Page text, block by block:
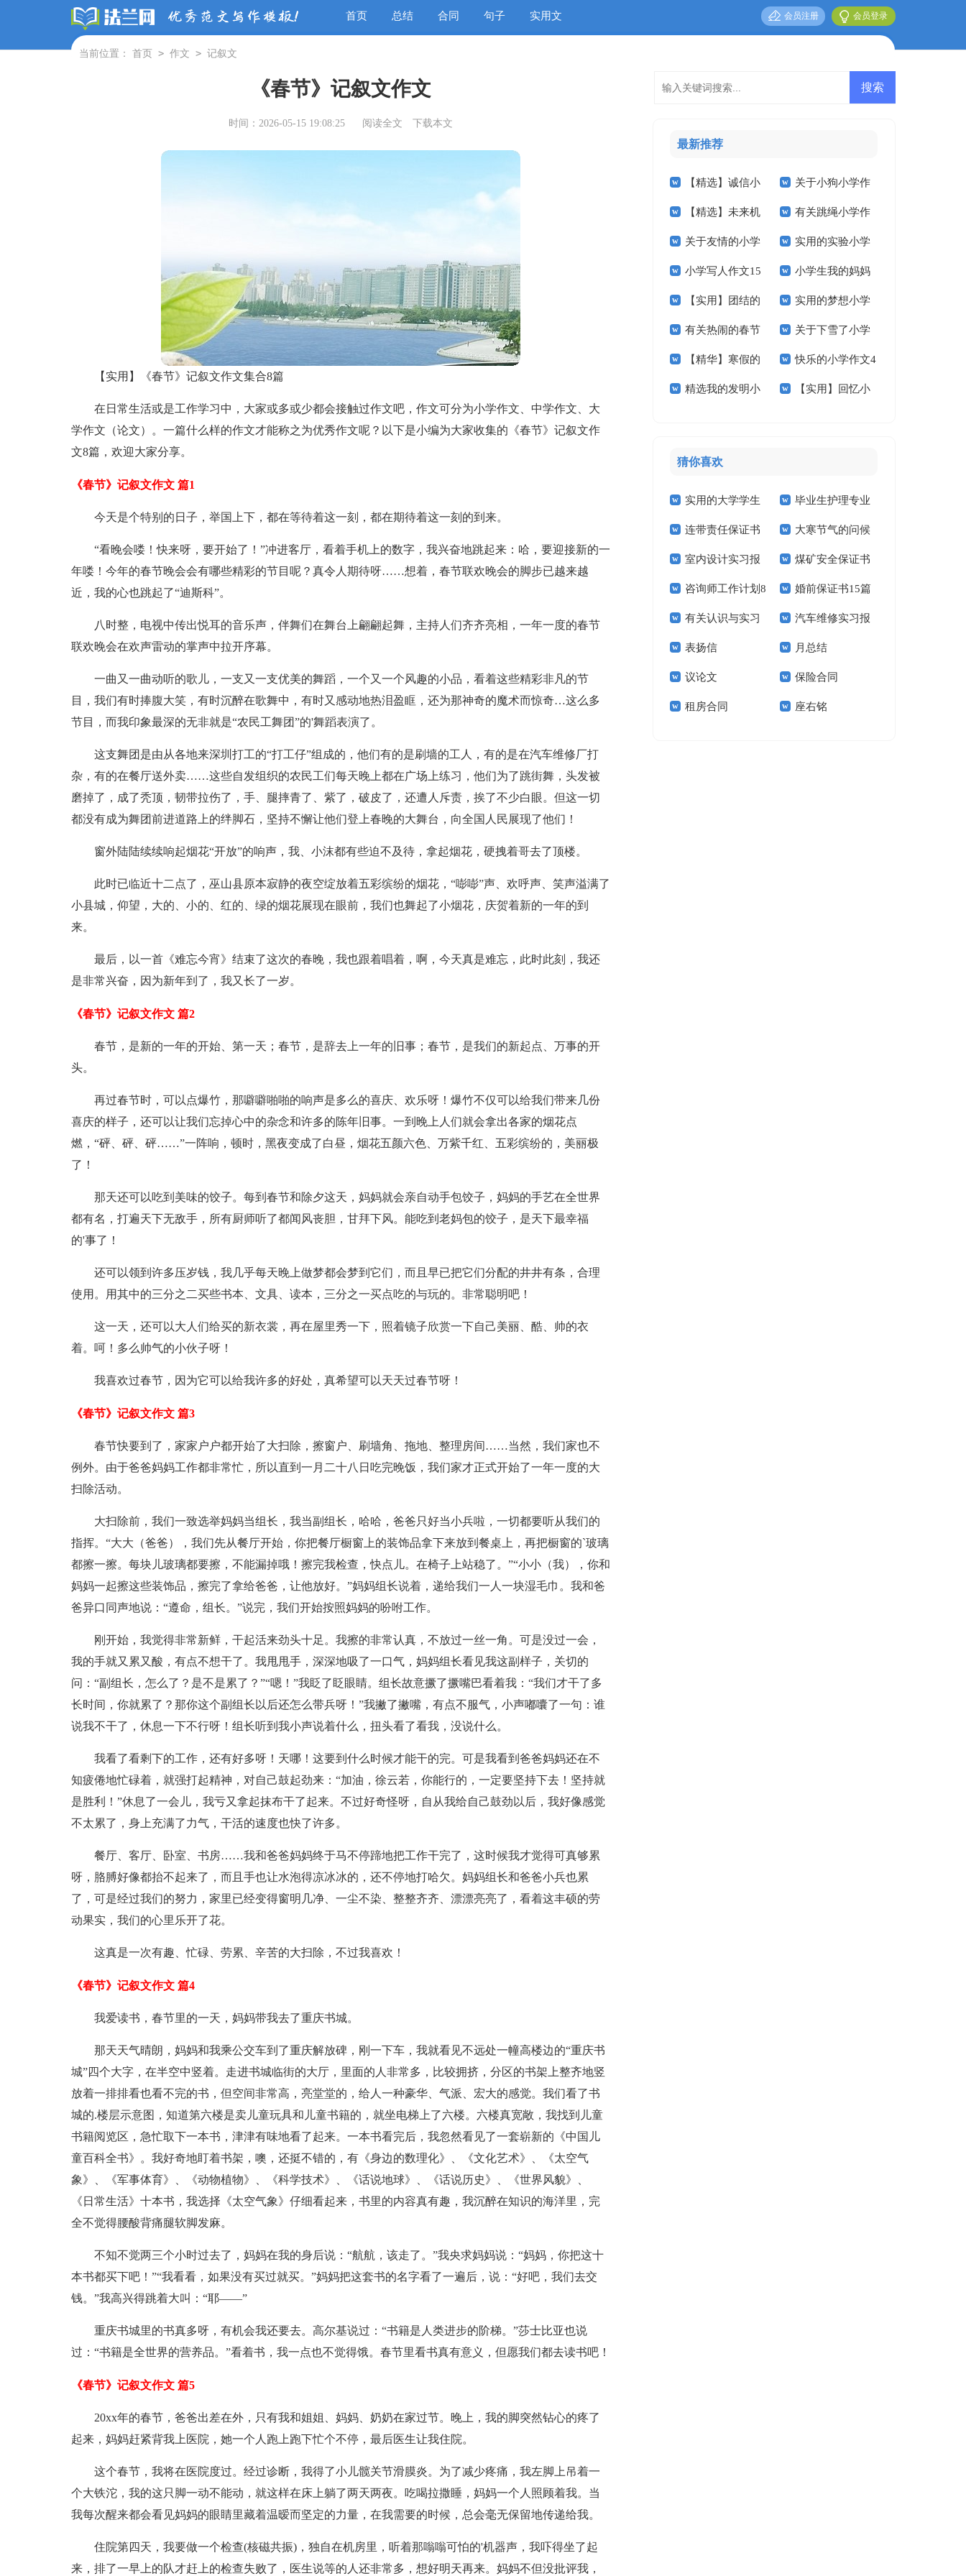
首页 总结 合同 句子 实用文 会员登录
会员注册
当前位置： 首页 > 作文 > 记叙文
《春节》记叙文作文
时间：2026-05-15 19:08:25 阅读全文 下载本文
【实用】《春节》记叙文作文集合8篇
在日常生活或是工作学习中，大家或多或少都会接触过作文吧，作文可分为小学作文、中学作文、大
学作文（论文）。一篇什么样的作文才能称之为优秀作文呢？以下是小编为大家收集的《春节》记叙文作
文8篇，欢迎大家分享。
《春节》记叙文作文 篇1
今天是个特别的日子，举国上下，都在等待着这一刻，都在期待着这一刻的到来。
“看晚会喽！快来呀，要开始了！”冲进客厅，看着手机上的数字，我兴奋地跳起来：哈，要迎接新的一
年喽！今年的春节晚会会有哪些精彩的节目呢？真令人期待呀……想着，春节联欢晚会的脚步已越来越
近，我的心也跳起了“迪斯科”。
八时整，电视中传出悦耳的音乐声，伴舞们在舞台上翩翩起舞，主持人们齐齐亮相，一年一度的春节
联欢晚会在欢声雷动的掌声中拉开序幕。
一曲又一曲动听的歌儿，一支又一支优美的舞蹈，一个又一个风趣的小品，看着这些精彩非凡的节
目，我们有时捧腹大笑，有时沉醉在歌舞中，有时又感动地热泪盈眶，还为那神奇的魔术而惊奇…这么多
节目，而我印象最深的无非就是“农民工舞团”的'舞蹈表演了。
这支舞团是由从各地来深圳打工的“打工仔”组成的，他们有的是刷墙的工人，有的是在汽车维修厂打
杂，有的在餐厅送外卖……这些自发组织的农民工们每天晚上都在广场上练习，他们为了跳街舞，头发被
磨掉了，成了秃顶，韧带拉伤了，手、腿摔青了、紫了，破皮了，还遭人斥责，挨了不少白眼。但这一切
都没有成为舞团前进道路上的绊脚石，坚持不懈让他们登上春晚的大舞台，向全国人民展现了他们！
窗外陆陆续续响起烟花“开放”的响声，我、小沫都有些迫不及待，拿起烟花，硬拽着哥去了顶楼。
此时已临近十二点了，巫山县原本寂静的夜空绽放着五彩缤纷的烟花，“嘭嘭”声、欢呼声、笑声溢满了
小县城，仰望，大的、小的、红的、绿的烟花展现在眼前，我们也舞起了小烟花，庆贺着新的一年的到
来。
最后，以一首《难忘今宵》结束了这次的春晚，我也跟着唱着，啊，今天真是难忘，此时此刻，我还
是非常兴奋，因为新年到了，我又长了一岁。
《春节》记叙文作文 篇2
春节，是新的一年的开始、第一天；春节，是辞去上一年的旧事；春节，是我们的新起点、万事的开
头。
再过春节时，可以点爆竹，那噼噼啪啪的响声是多么的喜庆、欢乐呀！爆竹不仅可以给我们带来几份
喜庆的样子，还可以让我们忘掉心中的杂念和许多的陈年旧事。一到晚上人们就会拿出各家的烟花点
燃，“砰、砰、砰……”一阵响，顿时，黑夜变成了白昼，烟花五颜六色、万紫千红、五彩缤纷的，美丽极
了！
那天还可以吃到美味的饺子。每到春节和除夕这天，妈妈就会亲自动手包饺子，妈妈的手艺在全世界
都有名，打遍天下无敌手，所有厨师听了都闻风丧胆，甘拜下风。能吃到老妈包的饺子，是天下最幸福
的'事了！
还可以领到许多压岁钱，我几乎每天晚上做梦都会梦到它们，而且早已把它们分配的井井有条，合理
使用。用其中的三分之二买些书本、文具、读本，三分之一买点吃的与玩的。非常聪明吧！
这一天，还可以大人们给买的新衣裳，再在屋里秀一下，照着镜子欣赏一下自己美丽、酷、帅的衣
着。呵！多么帅气的小伙子呀！
我喜欢过春节，因为它可以给我许多的好处，真希望可以天天过春节呀！
《春节》记叙文作文 篇3
春节快要到了，家家户户都开始了大扫除，擦窗户、刷墙角、拖地、整理房间……当然，我们家也不
例外。由于爸爸妈妈工作都非常忙，所以直到一月二十八日吃完晚饭，我们家才正式开始了一年一度的大
扫除活动。
大扫除前，我们一致选举妈妈当组长，我当副组长，哈哈，爸爸只好当小兵啦，一切都要听从我们的
指挥。“大大（爸爸），我们先从餐厅开始，你把餐厅橱窗上的装饰品拿下来放到餐桌上，再把橱窗的`玻璃
都擦一擦。每块儿玻璃都要擦，不能漏掉哦！擦完我检查，快点儿。在椅子上站稳了。”“小小（我），你和
妈妈一起擦这些装饰品，擦完了拿给爸爸，让他放好。”妈妈组长说着，递给我们一人一块湿毛巾。我和爸
爸异口同声地说：“遵命，组长。”说完，我们开始按照妈妈的吩咐工作。
刚开始，我觉得非常新鲜，干起活来劲头十足。我擦的非常认真，不放过一丝一角。可是没过一会，
我的手就又累又酸，有点不想干了。我甩甩手，深深地吸了一口气，妈妈组长看见我这副样子，关切的
问：“副组长，怎么了？是不是累了？”“嗯！”我眨了眨眼睛。组长故意撅了撅嘴巴看着我：“我们才干了多
长时间，你就累了？那你这个副组长以后还怎么带兵呀！”我撇了撇嘴，有点不服气，小声嘟囔了一句：谁
说我不干了，休息一下不行呀！组长听到我小声说着什么，扭头看了看我，没说什么。
我看了看剩下的工作，还有好多呀！天哪！这要到什么时候才能干的完。可是我看到爸爸妈妈还在不
知疲倦地忙碌着，就强打起精神，对自己鼓起劲来：“加油，徐云若，你能行的，一定要坚持下去！坚持就
是胜利！”休息了一会儿，我亏又拿起抹布干了起来。不过好奇怪呀，自从我给自己鼓劲以后，我好像感觉
不太累了，身上充满了力气，干活的速度也快了许多。
餐厅、客厅、卧室、书房……我和爸爸妈妈终于马不停蹄地把工作干完了，这时候我才觉得可真够累
呀，胳膊好像都抬不起来了，而且手也让水泡得凉冰冰的，还不停地打哈欠。妈妈组长和爸爸小兵也累
了，可是经过我们的努力，家里已经变得窗明几净、一尘不染、整整齐齐、漂漂亮亮了，看着这丰硕的劳
动果实，我们的心里乐开了花。
这真是一次有趣、忙碌、劳累、辛苦的大扫除，不过我喜欢！
《春节》记叙文作文 篇4
我爱读书，春节里的一天，妈妈带我去了重庆书城。
那天天气晴朗，妈妈和我乘公交车到了重庆解放碑，刚一下车，我就看见不远处一幢高楼边的“重庆书
城”四个大字，在半空中竖着。走进书城临街的大厅，里面的人非常多，比较拥挤，分区的书架上整齐地竖
放着一排排看也看不完的书，但空间非常高，亮堂堂的，给人一种豪华、气派、宏大的感觉。我们看了书
城的.楼层示意图，知道第六楼是卖儿童玩具和儿童书籍的，就坐电梯上了六楼。六楼真宽敞，我找到儿童
书籍阅览区，急忙取下一本书，津津有味地看了起来。一本书看完后，我忽然看见了一套崭新的《中国儿
童百科全书》。我好奇地盯着书架，噢，还挺不错的，有《身边的数理化》、《文化艺术》、《太空气
象》、《军事体育》、《动物植物》、《科学技术》、《话说地球》、《话说历史》、《世界风貌》、
《日常生活》十本书，我选择《太空气象》仔细看起来，书里的内容真有趣，我沉醉在知识的海洋里，完
全不觉得腰酸背痛腿软脚发麻。
不知不觉两三个小时过去了，妈妈在我的身后说：“航航，该走了。”我央求妈妈说：“妈妈，你把这十
本书都买下吧！”“我看看，如果没有买过就买。”妈妈把这套书的名字看了一遍后，说：“好吧，我们去交
钱。”我高兴得跳着大叫：“耶——”
重庆书城里的书真多呀，有机会我还要去。高尔基说过：“书籍是人类进步的阶梯。”莎士比亚也说
过：“书籍是全世界的营养品。”看着书，我一点也不觉得饿。春节里看书真有意义，但愿我们都去读书吧！
《春节》记叙文作文 篇5
20xx年的春节，爸爸出差在外，只有我和姐姐、妈妈、奶奶在家过节。晚上，我的脚突然钻心的疼了
起来，妈妈赶紧背我上医院，她一个人跑上跑下忙个不停，最后医生让我住院。
这个春节，我将在医院度过。经过诊断，我得了小儿髋关节滑膜炎。为了减少疼痛，我左脚上吊着一
个大铁沱，我的这只脚一动不能动，就这样在床上躺了两天两夜。吃喝拉撒睡，妈妈一个人照顾着我。当
我每次醒来都会看见妈妈的眼睛里藏着温暧而坚定的力量，在我需要的时候，总会毫无保留地传递给我。
住院第四天，我要做一个检查(核磁共振)，独自在机房里，听着那嗡嗡可怕的'机器声，我吓得坐了起
来，排了一早上的队才赶上的检查失败了，医生说等的人还非常多，想好明天再来。妈妈不但没批评我，
最新推荐
【精选】诚信小
学作文3篇
关于小狗小学作
文锦集九篇
【精选】未来机
器人小学作文4篇
有关跳绳小学作
文300字10篇
关于友情的小学
作文合集十篇
实用的实验小学
的作文400字四篇
小学写人作文15
篇
小学生我的妈妈
作文
【实用】团结的
小学作文300字4篇
实用的梦想小学
作文300字3篇
有关热闹的春节
小学作文十篇
关于下雪了小学
作文400字八篇
【精华】寒假的
小学作文锦集六篇
快乐的小学作文4
篇
精选我的发明小 【实用】回忆小
猜你喜欢
实用的大学学生
实习报告范文锦集六
篇
毕业生护理专业
求职信精选15篇
连带责任保证书 大寒节气的问候
祝福语
室内设计实习报
告汇编15篇
煤矿安全保证书
(15篇)
咨询师工作计划8
篇
婚前保证书15篇
有关认识与实习
报告模板集锦十篇
汽车维修实习报
告(汇编15篇)
表扬信 月总结
议论文 保险合同
租房合同 座右铭